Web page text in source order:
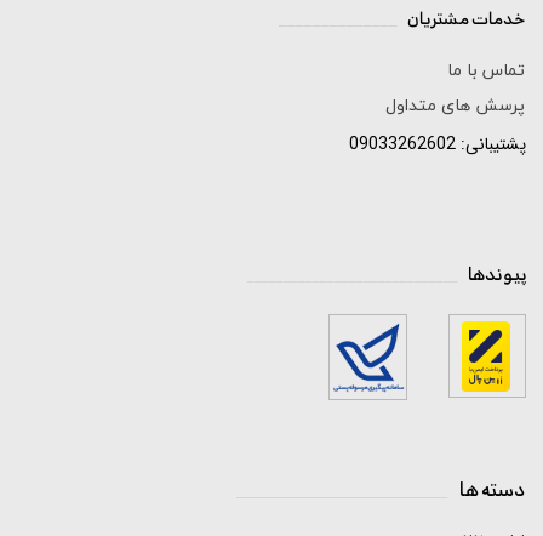
تماس با ما
پرسش های متداول
پشتیبانی: 09033262602
پیوندها
دسته ها
خدمات مشتریان